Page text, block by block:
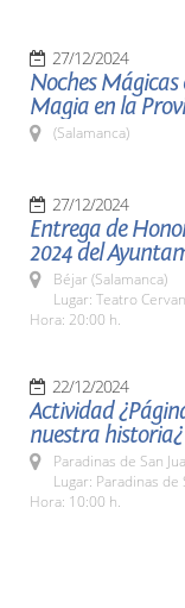
27/12/2024
Noches
Magia en la
(Salamanca)
27/12/2024
Entrega de
2024 del
Béjar (Salamanca)
Lugar: Teatro
Hora: 20:00 h.
22/12/2024
Actividad
nuestra historia¿
Paradinas de San
Lugar: Paradinas de
Hora: 10:00 h.